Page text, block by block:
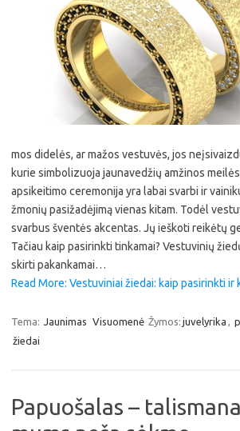
mos didelės, ar mažos vestuvės, jos
kurie simbolizuoja jaunavedžių amžinos
apsikeitimo ceremonija yra labai svarbi ir
žmonių pasižadėjimą vienas kitam. Todėl
svarbus šventės akcentas. Jų ieškoti reikėtų
Tačiau kaip pasirinkti tinkamai? Vestuvinių
skirti pakankamai…
Read More: Vestuviniai žiedai: kaip pasirinkti ir
Tema: Jaunimas Visuomenė Žymos: juvelyrika ,
žiedai
Papuošalas –